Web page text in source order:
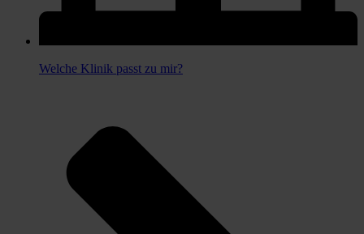
Welche Klinik passt zu mir?